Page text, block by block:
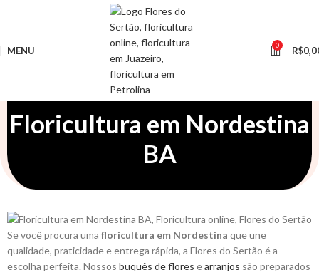
MENU 0 R$
Floricultura em Nordestina
BA
Se você procura uma floricultura em Nordestina que une
qualidade, praticidade e entrega rápida, a Flores do Sertão é a
escolha perfeita. Nossos buquês de flores earranjos são preparados